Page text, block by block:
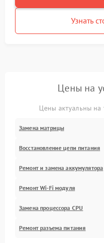
Узнать
Цены на
Цены актуальны
Замена матрицы
Восстановление цепи питания
Ремонт и замена аккумулятора
Ремонт Wi-Fi модуля
Замена процессора CPU
Ремонт разъема питания